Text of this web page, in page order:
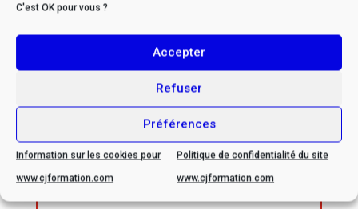
C'est OK pour vous ?
Accepter
Refuser
Préférences
Information sur les cookies pour
www.cjformation.com
Politique de confidentialité du site
www.cjformation.com
En présentiel
DÉLAIS D'ACCÈS :
De 2 à 6 mois en moyenne (nous contacter)
FICHE MISE À JOUR EN :
avril, 2025